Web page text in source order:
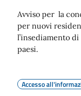
Avviso per la
per nuovi
l’insediamento
paesi.
Accesso